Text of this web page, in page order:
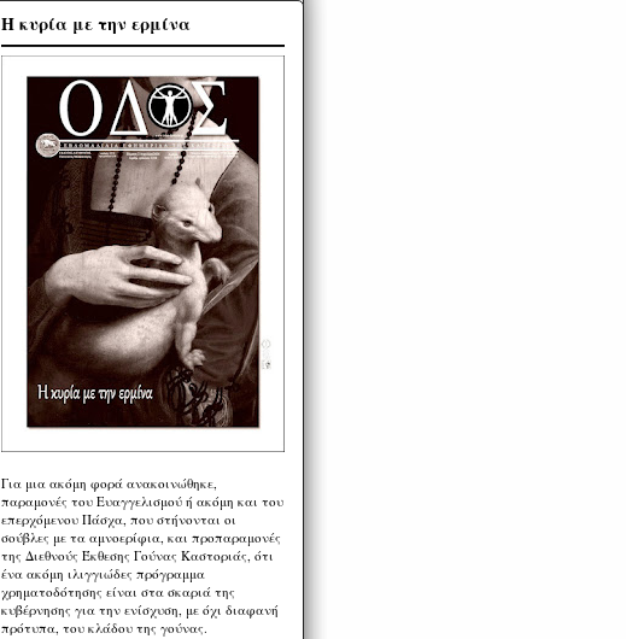
Η κυρία με την ερμίνα
Για μια ακόμη φορά ανακοινώθηκε,
παραμονές του Ευαγγελισμού ή ακόμη και του
επερχόμενου Πάσχα, που στήνονται οι
σούβλες με τα αμνοερίφια, και προπαραμονές
της Διεθνούς Έκθεσης Γούνας Καστοριάς, ότι
ένα ακόμη ιλιγγιώδες πρόγραμμα
χρηματοδότησης είναι στα σκαριά της
κυβέρνησης για την ενίσχυση, με όχι διαφανή
πρότυπα, του κλάδου της γούνας.